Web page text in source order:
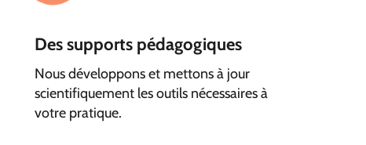
Des supports pédagogiques
Nous développons et mettons à jour
scientifiquement les outils nécessaires à
votre pratique.